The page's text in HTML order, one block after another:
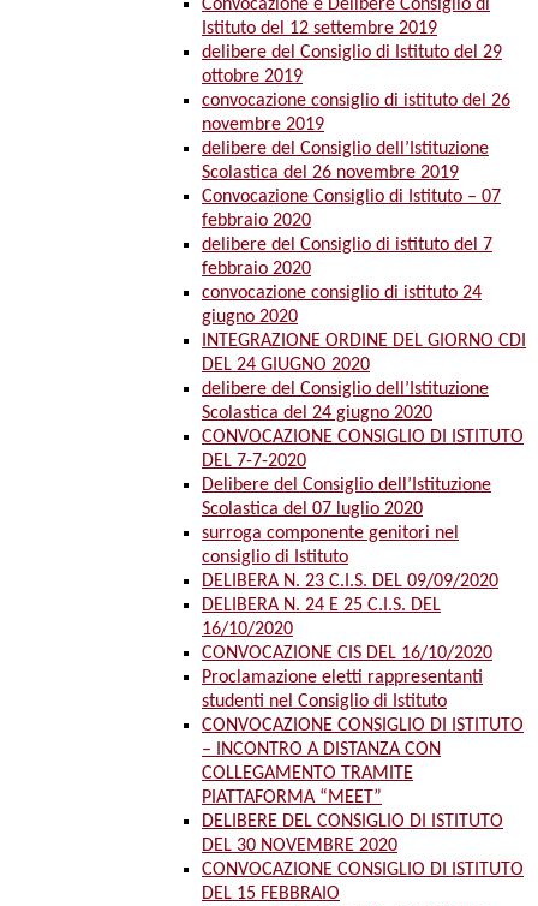
Convocazione e Delibere Consiglio di
Istituto del 12 settembre 2019
delibere del Consiglio di Istituto del 29
ottobre 2019
convocazione consiglio di istituto del 26
novembre 2019
delibere del Consiglio dell’Istituzione
Scolastica del 26 novembre 2019
Convocazione Consiglio di Istituto – 07
febbraio 2020
delibere del Consiglio di istituto del 7
febbraio 2020
convocazione consiglio di istituto 24
giugno 2020
INTEGRAZIONE ORDINE DEL GIORNO CDI
DEL 24 GIUGNO 2020
delibere del Consiglio dell’Istituzione
Scolastica del 24 giugno 2020
CONVOCAZIONE CONSIGLIO DI ISTITUTO
DEL 7-7-2020
Delibere del Consiglio dell’Istituzione
Scolastica del 07 luglio 2020
surroga componente genitori nel
consiglio di Istituto
DELIBERA N. 23 C.I.S. DEL 09/09/2020
DELIBERA N. 24 E 25 C.I.S. DEL
16/10/2020
CONVOCAZIONE CIS DEL 16/10/2020
Proclamazione eletti rappresentanti
studenti nel Consiglio di Istituto
CONVOCAZIONE CONSIGLIO DI ISTITUTO
– INCONTRO A DISTANZA CON
COLLEGAMENTO TRAMITE
PIATTAFORMA “MEET”
DELIBERE DEL CONSIGLIO DI ISTITUTO
DEL 30 NOVEMBRE 2020
CONVOCAZIONE CONSIGLIO DI ISTITUTO
DEL 15 FEBBRAIO